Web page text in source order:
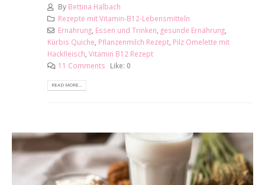
By Bettina Halbach
Rezepte mit Vitamin-B12-Lebensmitteln
Ernährung, Essen und Trinken gesunde Ernährung,
Kürbis Quiche Pflanzenmilch Rezept Pilz Omelette mit
Hackfleisch Vitamin B12 Rezept
11 Comments
Like: 0
READ MORE...